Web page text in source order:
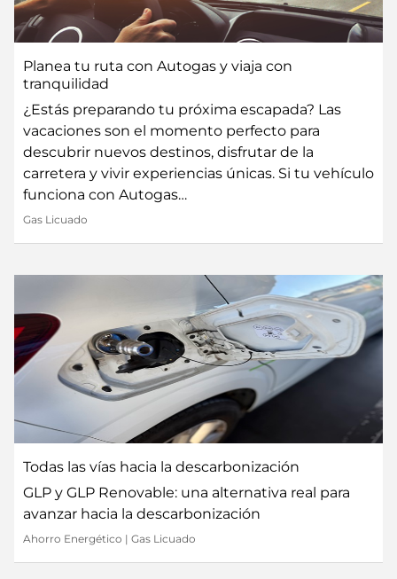
Planea tu ruta con Autogas y viaja con
tranquilidad
¿Estás preparando tu próxima escapada? Las
vacaciones son el momento perfecto para
descubrir nuevos destinos, disfrutar de la
carretera y vivir experiencias únicas. Si tu vehículo
funciona con Autogas…
Gas Licuado
Todas las vías hacia la descarbonización
GLP y GLP Renovable: una alternativa real para
avanzar hacia la descarbonización
Ahorro Energético | Gas Licuado